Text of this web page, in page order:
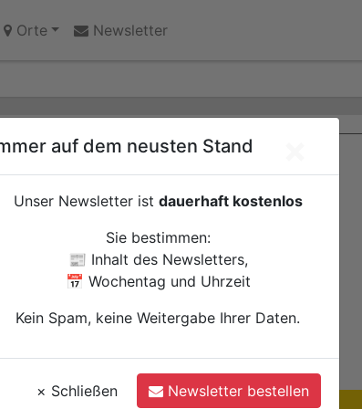
Orte Newsletter
oder Abriss?
Ihre Anzeige hier?
auf dem neusten Stand
Unser Newsletter ist dauerhaft kostenlos
Sie bestimmen:
📰 Inhalt des Newsletters,
📅 Wochentag und Uhrzeit
Kein Spam, keine Weitergabe Ihrer Daten.
× Schließen Newsletter bestellen